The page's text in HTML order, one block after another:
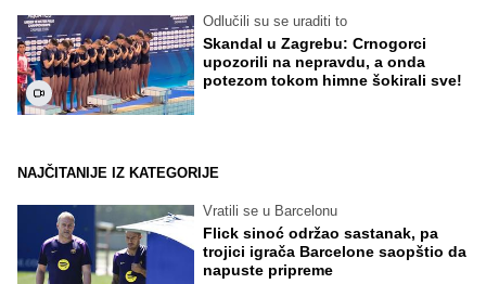
Odlučili su se uraditi to
Skandal u Zagrebu: Crnogorci
upozorili na nepravdu, a onda
potezom tokom himne šokirali sve!
NAJČITANIJE IZ KATEGORIJE
Vratili se u Barcelonu
Flick sinoć održao sastanak, pa
trojici igrača Barcelone saopštio da
napuste pripreme